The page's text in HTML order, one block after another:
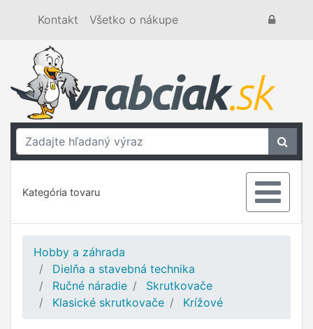
Kontakt Všetko o nákupe
Kategória tovaru
Hobby a záhrada
Dielňa a stavebná technika
Ručné náradie
Skrutkovače
Klasické skrutkovače
Krížové